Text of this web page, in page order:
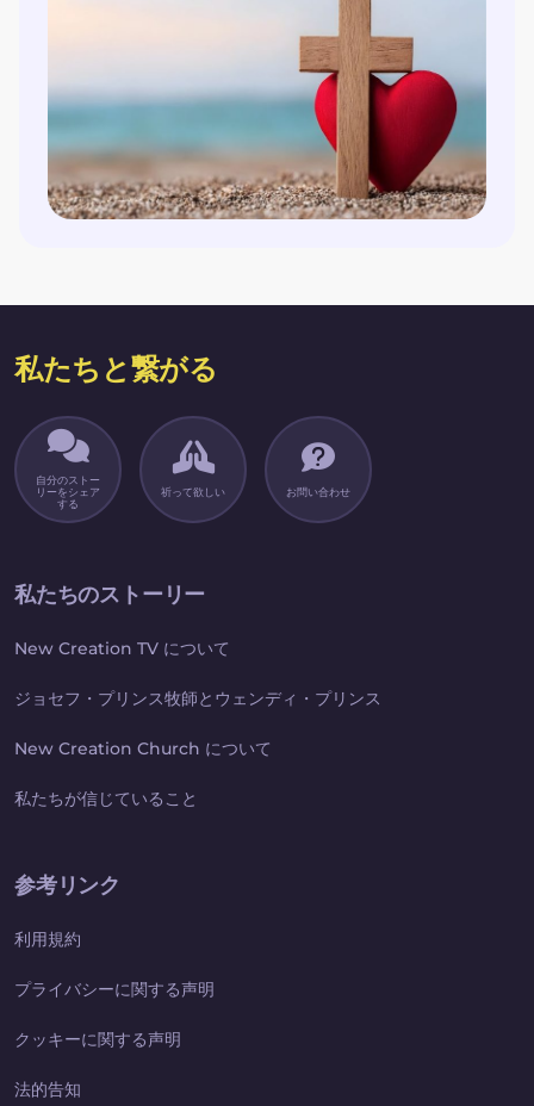
私たちと繋がる
自分のストー
リーをシェア
する
祈って欲しい お問い合わせ
私たちのストーリー
New Creation TV について
ジョセフ・プリンス牧師とウェンディ・プリンス
New Creation Church について
私たちが信じていること
参考リンク
利用規約
プライバシーに関する声明
クッキーに関する声明
法的告知